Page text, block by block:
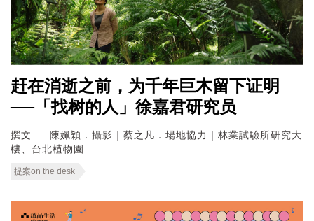
赶在消逝之前，为千年巨木留下证明
──「找树的人」徐嘉君研究员
撰文
陳姵穎．攝影｜蔡之凡．場地協力｜林業試驗所研究大
樓、台北植物園
提案on the desk